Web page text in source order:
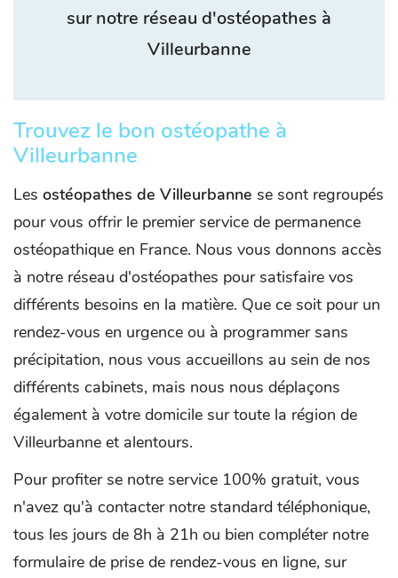
sur notre réseau d'ostéopathes à
Villeurbanne
Trouvez le bon ostéopathe à
Villeurbanne
Les ostéopathes de Villeurbanne se sont regroupés
pour vous offrir le premier service de permanence
ostéopathique en France. Nous vous donnons accès
à notre réseau d'ostéopathes pour satisfaire vos
différents besoins en la matière. Que ce soit pour un
rendez-vous en urgence ou à programmer sans
précipitation, nous vous accueillons au sein de nos
différents cabinets, mais nous nous déplaçons
également à votre domicile sur toute la région de
Villeurbanne et alentours.
Pour profiter se notre service 100% gratuit, vous
n'avez qu'à contacter notre standard téléphonique,
tous les jours de 8h à 21h ou bien compléter notre
formulaire de prise de rendez-vous en ligne, sur